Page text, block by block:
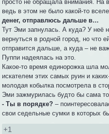
просто не обращала внимания. На
ведь в этом не было какой-то
денег, отправлюсь дальше в…
Тут Эми запнулась. А куда? У неё
вернуться в родной город, но что
отправится дальше, а куда – не
Пуппи надеялась на это.
Какое-то время единорожка шла
искателем этих самых руин и
молодая кобылка посмотрела в
Эми зажмурилась будто бы сама
- Ты в порядке?–
свои седельные сумки в которых
+1